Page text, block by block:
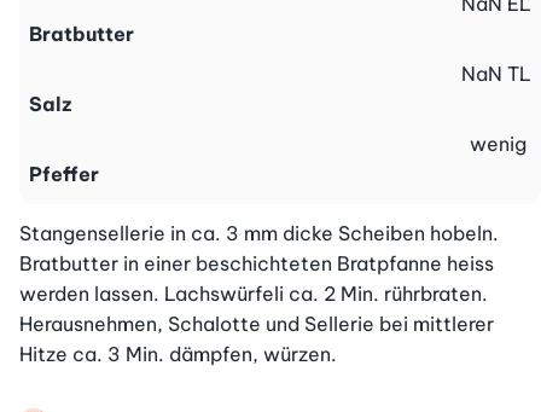
Bratbutter
Salz
NaN TL
Pfeffer
wenig
Stangensellerie in ca. 3 mm dicke Scheiben hobeln.
Bratbutter in einer beschichteten Bratpfanne heiss
werden lassen. Lachswürfeli ca. 2 Min. rührbraten.
Herausnehmen, Schalotte und Sellerie bei mittlerer
Hitze ca. 3 Min. dämpfen, würzen.